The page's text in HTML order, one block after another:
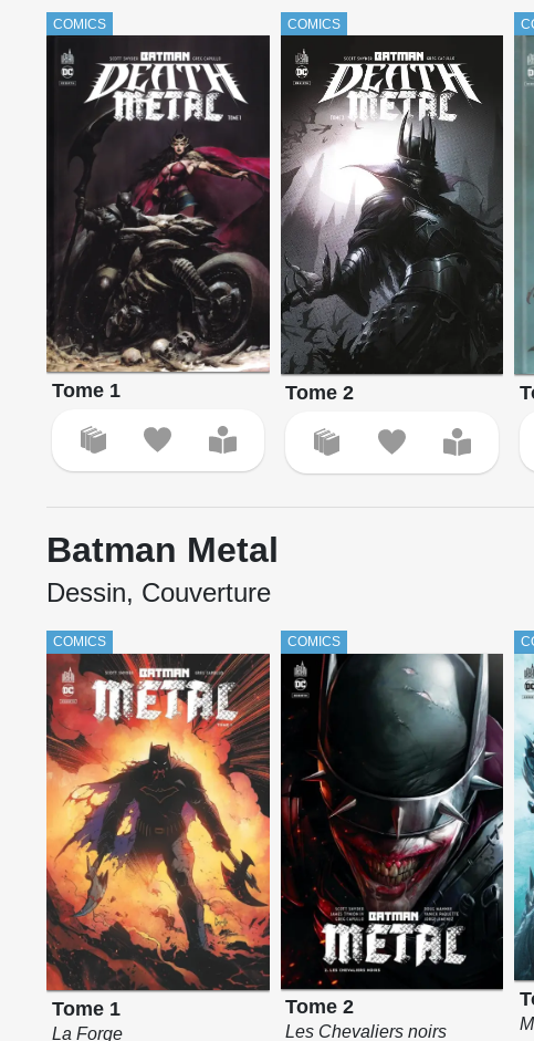
COMICS
Tome 1
COMICS
Tome 2
Batman Metal
Dessin, Couverture
COMICS
Tome 1
La Forge
COMICS
Tome 2
Les Chevaliers noirs